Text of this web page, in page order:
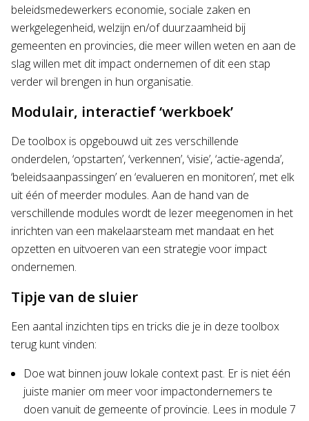
beleidsmedewerkers economie, sociale zaken en
werkgelegenheid, welzijn en/of duurzaamheid bij
gemeenten en provincies, die meer willen weten en aan de
slag willen met dit impact ondernemen of dit een stap
verder wil brengen in hun organisatie.
Modulair, interactief ‘werkboek’
De toolbox is opgebouwd uit zes verschillende
onderdelen, ‘opstarten’, ‘verkennen’, ‘visie’, ‘actie-agenda’,
‘beleidsaanpassingen’ en ‘evalueren en monitoren’, met elk
uit één of meerder modules. Aan de hand van de
verschillende modules wordt de lezer meegenomen in het
inrichten van een makelaarsteam met mandaat en het
opzetten en uitvoeren van een strategie voor impact
ondernemen.
Tipje van de sluier
Een aantal inzichten tips en tricks die je in deze toolbox
terug kunt vinden:
Doe wat binnen jouw lokale context past. Er is niet één
juiste manier om meer voor impactondernemers te
doen vanuit de gemeente of provincie. Lees in module 7